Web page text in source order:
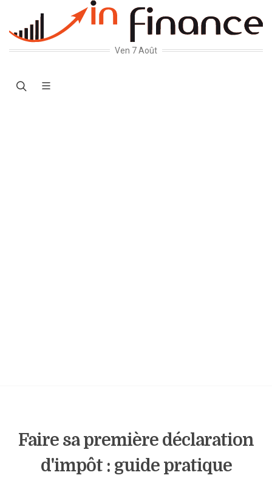
Ven 7 Août
Faire sa première déclaration
d'impôt : guide pratique